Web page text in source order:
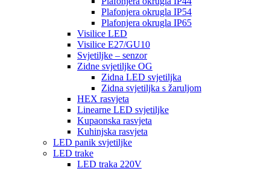
Plafonjera okrugla IP54
Plafonjera okrugla IP65
Visilice LED
Visilice E27/GU10
Svjetiljke – senzor
Zidne svjetiljke OG
Zidna LED svjetiljka
Zidna svjetiljka s žaruljom
HEX rasvjeta
Linearne LED svjetiljke
Kupaonska rasvjeta
Kuhinjska rasvjeta
LED panik svjetiljke
LED trake
LED traka 220V